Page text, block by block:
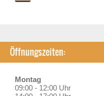
Öffnungszeiten:
Montag
09:00 - 12:00 Uhr